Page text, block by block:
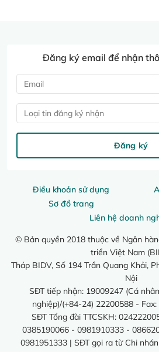
Điều khoản sử dụng
Sơ đồ trang
Liên hệ doanh
© Bản quyền 2018 thuộc về Ngân
triển Việt Nam
Tháp BIDV, Số 194 Trần Quang Khải,
Nội
SĐT tiếp nhận: 19009247 (Cá
nghiệp)/(+84-24) 22200588 -
SĐT Tổng đài TTCSKH:
0385190066 - 0981910333 -
0981951333 | SĐT gọi ra từ Chi
Đăng ký email để nhận
Loại tin đăng ký nhận
Đăng ký